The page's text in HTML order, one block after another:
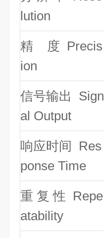
lution
精 度 Precis
ion
信号输出 Sign
al Output
响应时间 Res
ponse Time
重 复 性 Repe
atability